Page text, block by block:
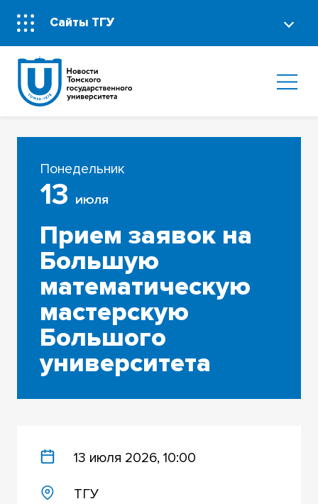
Сайты ТГУ
Понедельник
13 ИЮЛЯ
Прием заявок на
Большую
математическую
мастерскую
Большого
университета
13 июля 2026, 10:00
ТГУ